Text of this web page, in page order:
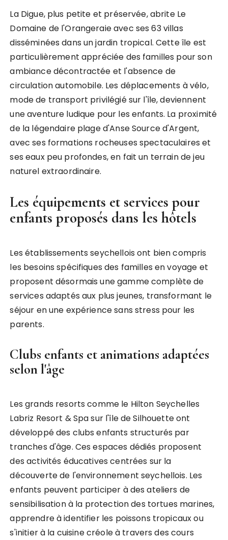
La Digue, plus petite et préservée, abrite Le
Domaine de l'Orangeraie avec ses 63 villas
disséminées dans un jardin tropical. Cette île est
particulièrement appréciée des familles pour son
ambiance décontractée et l'absence de
circulation automobile. Les déplacements à vélo,
mode de transport privilégié sur l'île, deviennent
une aventure ludique pour les enfants. La proximité
de la légendaire plage d'Anse Source d'Argent,
avec ses formations rocheuses spectaculaires et
ses eaux peu profondes, en fait un terrain de jeu
naturel extraordinaire.
Les équipements et services pour
enfants proposés dans les hôtels
Les établissements seychellois ont bien compris
les besoins spécifiques des familles en voyage et
proposent désormais une gamme complète de
services adaptés aux plus jeunes, transformant le
séjour en une expérience sans stress pour les
parents.
Clubs enfants et animations adaptées
selon l'âge
Les grands resorts comme le Hilton Seychelles
Labriz Resort & Spa sur l'île de Silhouette ont
développé des clubs enfants structurés par
tranches d'âge. Ces espaces dédiés proposent
des activités éducatives centrées sur la
découverte de l'environnement seychellois. Les
enfants peuvent participer à des ateliers de
sensibilisation à la protection des tortues marines,
apprendre à identifier les poissons tropicaux ou
s'initier à la cuisine créole à travers des cours